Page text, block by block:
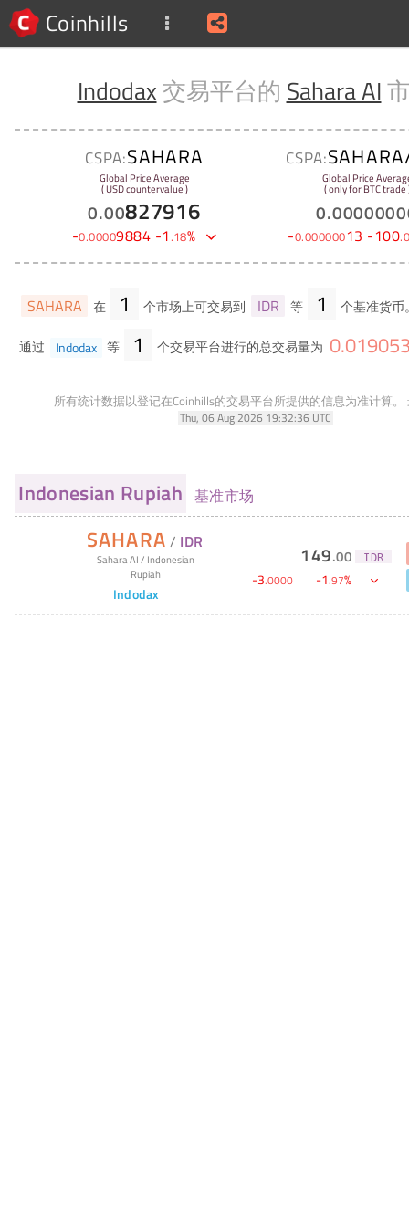
Coinhills
Indodax 交易平台的 Sahara AI
CSPA:SAHARA
Global Price Average
( USD countervalue )
0.00827916
-0.00009884 -1.18%
CSPA:
Global Price
( only for BTC trade
0.
-0.00000013 -100.
SAHARA 在 1 个市场上可交易到 IDR 等 1 个基准货
通过 Indodax 等 1 个交易平台进行的总交易量为 0.
所有统计数据以登记在Coinhills的交易平台所提供的信息为准计算。
Thu, 06 Aug 2026 19:32:36 UTC
Indonesian Rupiah 基准市场
SAHARA / IDR
Sahara AI/ Indonesian
Rupiah
Indodax
149.00 IDR
-3.0000 -1.97%